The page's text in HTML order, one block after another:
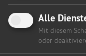
Alle
Mit diesem
oder